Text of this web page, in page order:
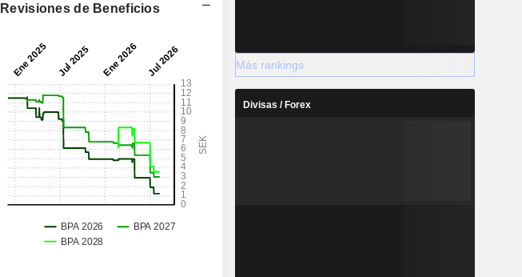
Revisiones de Beneficios
Más rankings
Divisas / Forex